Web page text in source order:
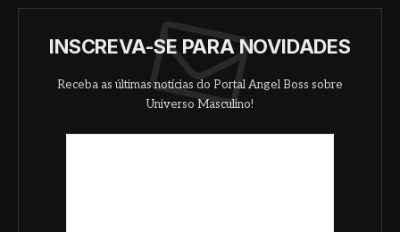
INSCREVA-SE PARA NOVIDADES
Receba as últimas notícias do Portal Angel Boss sobre
Universo Masculino!